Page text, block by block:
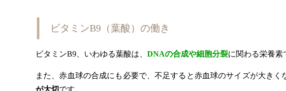
ビタミンB9（葉酸）の働き
ビタミンB9、いわゆる葉酸は、 DNAの合成や細胞分裂に関わる栄養素
また、赤血球の合成にも必要で、不足すると赤血球のサイズが大き
が大切です。